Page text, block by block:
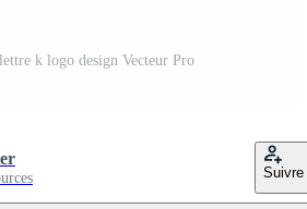
k logo design Vecteur Pro
Suivre